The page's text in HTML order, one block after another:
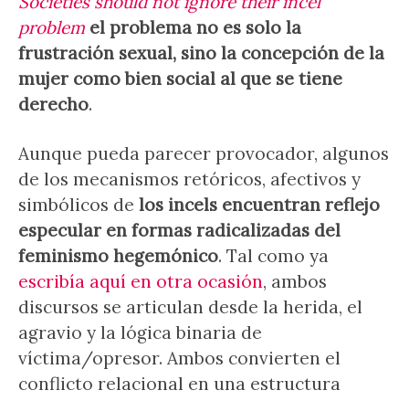
problem el problema no es solo la
frustración sexual, sino la concepción de la
mujer como bien social al que se tiene
derecho.
Aunque pueda parecer provocador, algunos
de los mecanismos retóricos, afectivos y
simbólicos de los incels encuentran reflejo
especular en formas radicalizadas del
feminismo hegemónico. Tal como ya
escribía aquí en otra ocasión, ambos
discursos se articulan desde la herida, el
agravio y la lógica binaria de
víctima/opresor. Ambos convierten el
conflicto relacional en una estructura